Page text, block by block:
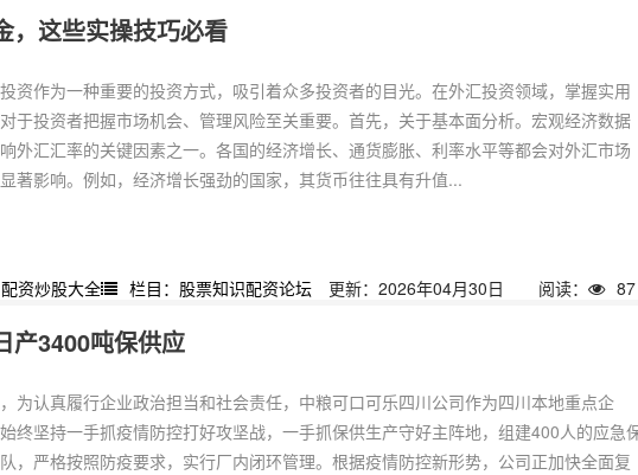
，这些实操技巧必看
资作为一种重要的投资方式，吸引着众多投资者的目光。在外汇投资领域，掌握实用
于投资者把握市场机会、管理风险至关重要。首先，关于基本面分析。宏观经济数据
外汇汇率的关键因素之一。各国的经济增长、通货膨胀、利率水平等都会对外汇市场
著影响。例如，经济增长强劲的国家，其货币往往具有升值...
配资炒股大全 栏目：股票知识配资论坛 更新：2026年04月30日 阅读： 87
产3400吨保供应
为认真履行企业政治担当和社会责任，中粮可口可乐四川公司作为四川本地重点企
终坚持一手抓疫情防控打好攻坚战，一手抓保供生产守好主阵地，组建400人的应急
，严格按照防疫要求，实行厂内闭环管理。根据疫情防控新形势，公司正加快全面复